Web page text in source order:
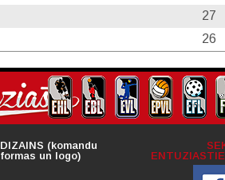
27
26
DIZAINS (komandu
formas un logo)